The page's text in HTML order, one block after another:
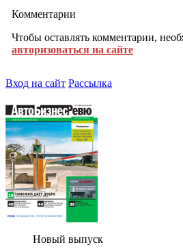
Комментарии
Чтобы оставлять комментарии,
авторизоваться на сайте
Вход на сайт Рассылка
Новый выпуск